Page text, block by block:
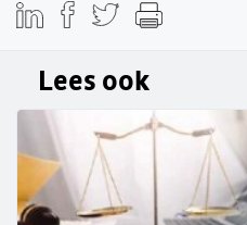
Lees ook